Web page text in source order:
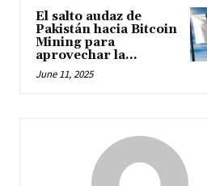
El salto audaz de
Pakistán hacia Bitcoin
Mining para
aprovechar la...
June 11, 2025